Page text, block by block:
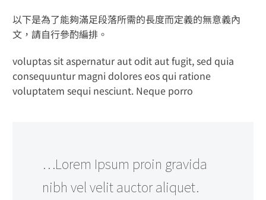
以下是為了能夠滿足段落所需的長度而定義的無意義內
文，請自行參酌編排。
voluptas sit aspernatur aut odit aut fugit, sed quia
consequuntur magni dolores eos qui ratione
voluptatem sequi nesciunt. Neque porro
…Lorem Ipsum proin gravida
nibh vel velit auctor aliquet.